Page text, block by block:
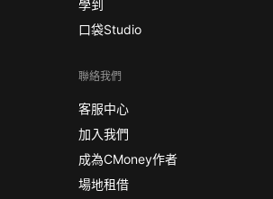
學到
口袋Studio
聯絡我們
客服中心
加入我們
成為CMoney作者
場地租借